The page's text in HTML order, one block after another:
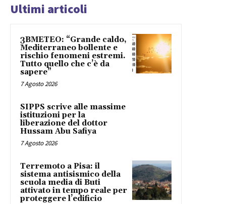
Ultimi articoli
3BMETEO: “Grande caldo,
Mediterraneo bollente e
rischio fenomeni estremi.
Tutto quello che c’è da
sapere”
7 Agosto 2026
SIPPS scrive alle massime
istituzioni per la
liberazione del dottor
Hussam Abu Safiya
7 Agosto 2026
Terremoto a Pisa: il
sistema antisismico della
scuola media di Buti
attivato in tempo reale per
proteggere l’edificio